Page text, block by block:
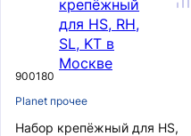
900180
Planet прочее
Набор крепёжный для HS,